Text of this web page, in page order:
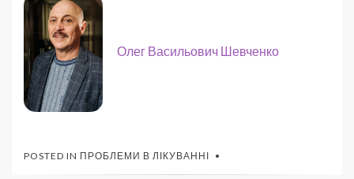
Олег Васильович Шевченко
POSTED IN ПРОБЛЕМИ В ЛІКУВАННІ